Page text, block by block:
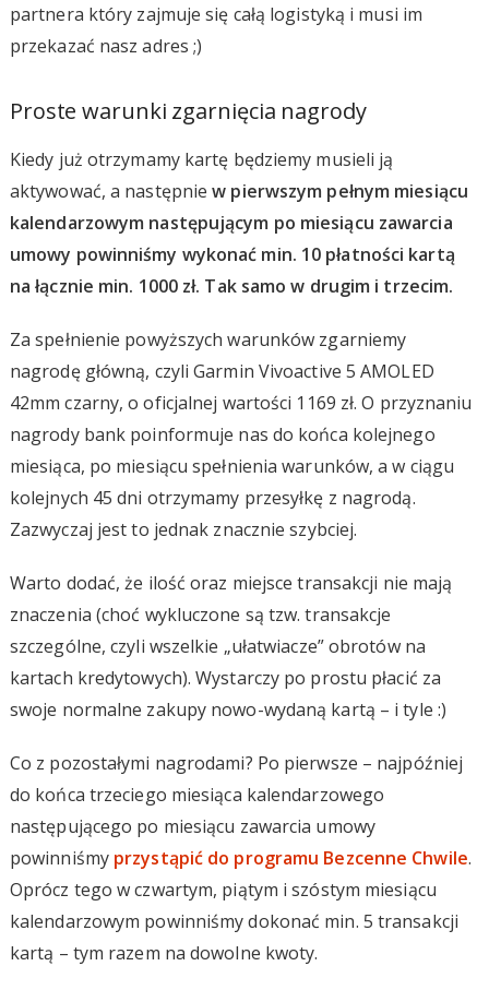
partnera który zajmuje się całą logistyką i musi im
przekazać nasz adres ;)
Proste warunki zgarnięcia nagrody
Kiedy już otrzymamy kartę będziemy musieli ją
aktywować, a następniew pierwszym pełnym miesiącu
kalendarzowym następującym po miesiącu zawarcia
umowy powinniśmy wykonać min. 10 płatności kartą
na łącznie min. 1000 zł. Tak samo w drugim i trzecim.
Za spełnienie powyższych warunków zgarniemy
nagrodę główną, czyli Garmin Vivoactive 5 AMOLED
42mm czarny, o oficjalnej wartości 1169 zł. O przyznaniu
nagrody bank poinformuje nas do końca kolejnego
miesiąca, po miesiącu spełnienia warunków, a w ciągu
kolejnych 45 dni otrzymamy przesyłkę z nagrodą.
Zazwyczaj jest to jednak znacznie szybciej.
Warto dodać, że ilość oraz miejsce transakcji nie mają
znaczenia (choć wykluczone są tzw. transakcje
szczególne, czyli wszelkie „ułatwiacze” obrotów na
kartach kredytowych). Wystarczy po prostu płacić za
swoje normalne zakupy nowo-wydaną kartą – i tyle :)
Co z pozostałymi nagrodami? Po pierwsze – najpóźniej
do końca trzeciego miesiąca kalendarzowego
następującego po miesiącu zawarcia umowy
powinniśmy przystąpić do programu Bezcenne Chwile.
Oprócz tego w czwartym, piątym i szóstym miesiącu
kalendarzowym powinniśmy dokonać min. 5 transakcji
kartą – tym razem na dowolne kwoty.